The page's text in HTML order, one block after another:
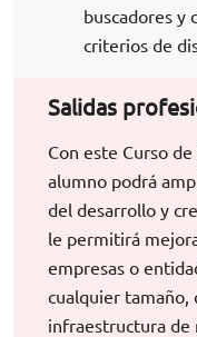
buscadores y
criterios de
Salidas
Con este Curso
alumno podrá
del desarrollo y
le permitirá
empresas o
cualquier tamaño,
infraestructura